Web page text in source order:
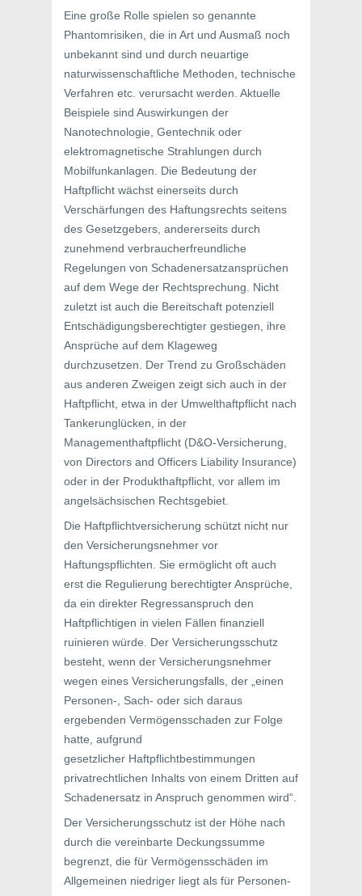
Eine große Rolle spielen so genannte
Phantomrisiken, die in Art und Ausmaß noch
unbekannt sind und durch neuartige
naturwissenschaftliche Methoden, technische
Verfahren etc. verursacht werden. Aktuelle
Beispiele sind Auswirkungen der
Nanotechnologie, Gentechnik oder
elektromagnetische Strahlungen durch
Mobilfunkanlagen. Die Bedeutung der
Haftpflicht wächst einerseits durch
Verschärfungen des Haftungsrechts seitens
des Gesetzgebers, andererseits durch
zunehmend verbraucherfreundliche
Regelungen von Schadenersatzansprüchen
auf dem Wege der Rechtsprechung. Nicht
zuletzt ist auch die Bereitschaft potenziell
Entschädigungsberechtigter gestiegen, ihre
Ansprüche auf dem Klageweg
durchzusetzen. Der Trend zu Großschäden
aus anderen Zweigen zeigt sich auch in der
Haftpflicht, etwa in der Umwelthaftpflicht nach
Tankerunglücken, in der
Managementhaftpflicht (D&O-Versicherung,
von Directors and Officers Liability Insurance)
oder in der Produkthaftpflicht, vor allem im
angelsächsischen Rechtsgebiet.
Die Haftpflichtversicherung schützt nicht nur
den Versicherungsnehmer vor
Haftungspflichten. Sie ermöglicht oft auch
erst die Regulierung berechtigter Ansprüche,
da ein direkter Regressanspruch den
Haftpflichtigen in vielen Fällen finanziell
ruinieren würde. Der Versicherungsschutz
besteht, wenn der Versicherungsnehmer
wegen eines Versicherungsfalls, der „einen
Personen-, Sach- oder sich daraus
ergebenden Vermögensschaden zur Folge
hatte, aufgrund
gesetzlicher Haftpflichtbestimmungen
privatrechtlichen Inhalts von einem Dritten auf
Schadenersatz in Anspruch genommen wird“.
Der Versicherungsschutz ist der Höhe nach
durch die vereinbarte Deckungssumme
begrenzt, die für Vermögensschäden im
Allgemeinen niedriger liegt als für Personen-